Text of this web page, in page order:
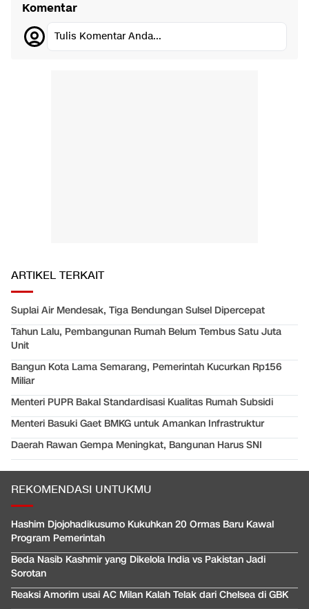
Komentar
Tulis Komentar Anda...
ARTIKEL TERKAIT
Suplai Air Mendesak, Tiga Bendungan Sulsel Dipercepat
Tahun Lalu, Pembangunan Rumah Belum Tembus Satu Juta
Unit
Bangun Kota Lama Semarang, Pemerintah Kucurkan Rp156
Miliar
Menteri PUPR Bakal Standardisasi Kualitas Rumah Subsidi
Menteri Basuki Gaet BMKG untuk Amankan Infrastruktur
Daerah Rawan Gempa Meningkat, Bangunan Harus SNI
REKOMENDASI UNTUKMU
Hashim Djojohadikusumo Kukuhkan 20 Ormas Baru Kawal
Program Pemerintah
Beda Nasib Kashmir yang Dikelola India vs Pakistan Jadi
Sorotan
Reaksi Amorim usai AC Milan Kalah Telak dari Chelsea di GBK